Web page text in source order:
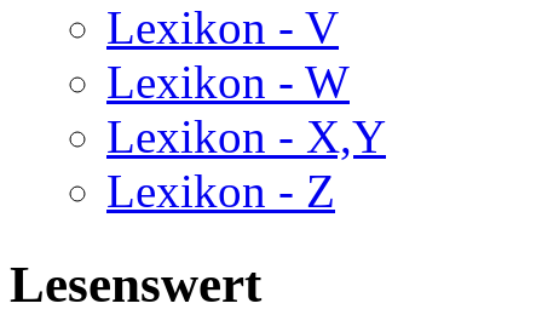
Lexikon - V
Lexikon - W
Lexikon - X,Y
Lexikon - Z
Lesenswert